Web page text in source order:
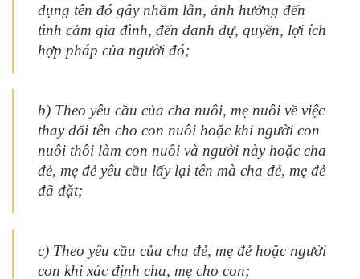
dụng tên đó gây nhầm lẫn, ảnh hưởng đến
tình cảm gia đình, đến danh dự, quyền, lợi ích
hợp pháp của người đó;
b) Theo yêu cầu của cha nuôi, mẹ nuôi về việc
thay đổi tên cho con nuôi hoặc khi người con
nuôi thôi làm con nuôi và người này hoặc cha
đẻ, mẹ đẻ yêu cầu lấy lại tên mà cha đẻ, mẹ đẻ
đã đặt;
c) Theo yêu cầu của cha đẻ, mẹ đẻ hoặc người
con khi xác định cha, mẹ cho con;